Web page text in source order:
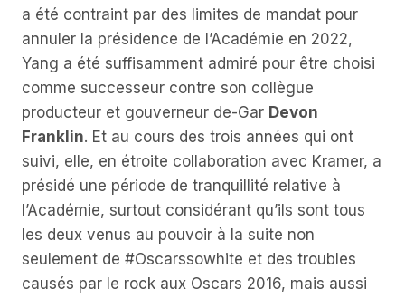
a été contraint par des limites de mandat pour
annuler la présidence de l’Académie en 2022,
Yang a été suffisamment admiré pour être choisi
comme successeur contre son collègue
producteur et gouverneur de-Gar Devon
Franklin. Et au cours des trois années qui ont
suivi, elle, en étroite collaboration avec Kramer, a
présidé une période de tranquillité relative à
l’Académie, surtout considérant qu’ils sont tous
les deux venus au pouvoir à la suite non
seulement de #Oscarssowhite et des troubles
causés par le rock aux Oscars 2016, mais aussi